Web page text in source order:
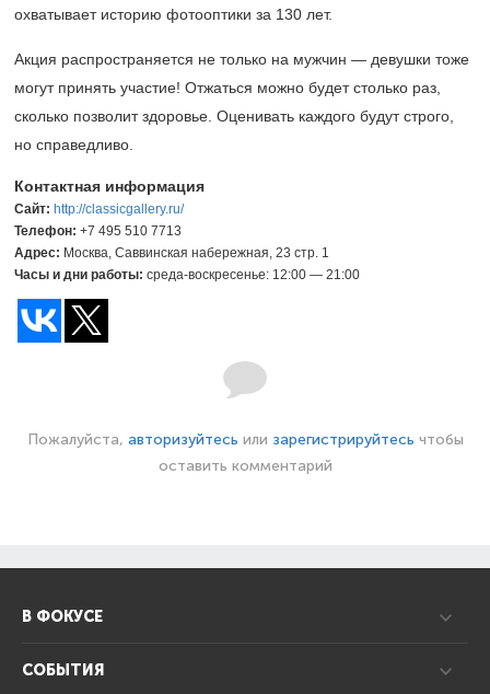
охватывает историю фотооптики за 130 лет.
Акция распространяется не только на мужчин — девушки тоже
могут принять участие! Отжаться можно будет столько раз,
сколько позволит здоровье. Оценивать каждого будут строго,
но справедливо.
Контактная информация
Сайт: http://classicgallery.ru/
Телефон: +7 495 510 7713
Адрес: Москва, Саввинская набережная, 23 стр. 1
Часы и дни работы: среда-воскресенье: 12:00 — 21:00
Пожалуйста, авторизуйтесь или зарегистрируйтесь чтобы
оставить комментарий
В ФОКУСЕ
СОБЫТИЯ